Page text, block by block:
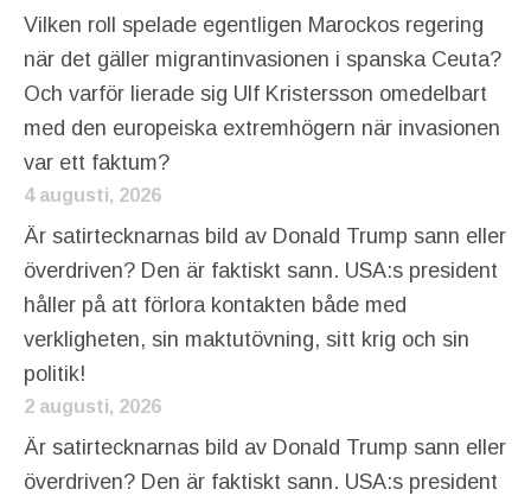
Vilken roll spelade egentligen Marockos regering
när det gäller migrantinvasionen i spanska Ceuta?
Och varför lierade sig Ulf Kristersson omedelbart
med den europeiska extremhögern när invasionen
var ett faktum?
4 augusti, 2026
Är satirtecknarnas bild av Donald Trump sann eller
överdriven? Den är faktiskt sann. USA:s president
håller på att förlora kontakten både med
verkligheten, sin maktutövning, sitt krig och sin
politik!
2 augusti, 2026
Är satirtecknarnas bild av Donald Trump sann eller
överdriven? Den är faktiskt sann. USA:s president